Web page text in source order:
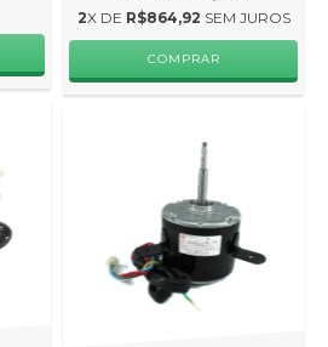
2X DE R$864,92 SEM JUROS